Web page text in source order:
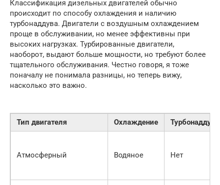
Классификация дизельных двигателей обычно
происходит по способу охлаждения и наличию
турбонаддува. Двигатели с воздушным охлаждением
проще в обслуживании, но менее эффективны при
высоких нагрузках. Турбированные двигатели,
наоборот, выдают больше мощности, но требуют более
тщательного обслуживания. Честно говоря, я тоже
поначалу не понимала разницы, но теперь вижу,
насколько это важно.
Тип двигателя Охлаждение Турбонаддув
Атмосферный Водяное Нет